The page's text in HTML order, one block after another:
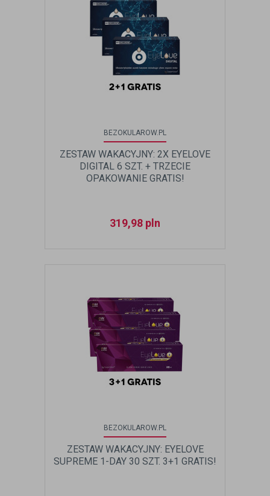
BEZOKULAROW.PL
ZESTAW WAKACYJNY: 2X EYELOVE
DIGITAL 6 SZT. + TRZECIE
OPAKOWANIE GRATIS!
319,98 pln
BEZOKULAROW.PL
ZESTAW WAKACYJNY: EYELOVE
SUPREME 1-DAY 30 SZT. 3+1 GRATIS!